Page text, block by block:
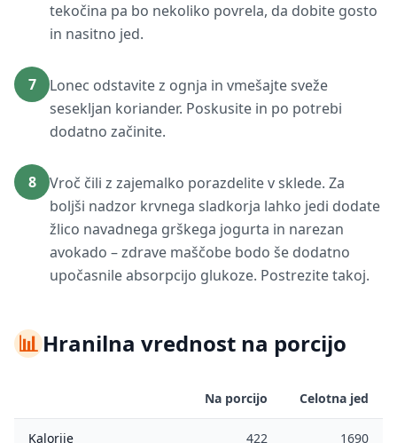
tekočina pa bo nekoliko povrela, da dobite gosto
in nasitno jed.
7
Lonec odstavite z ognja in vmešajte sveže
sesekljan koriander. Poskusite in po potrebi
dodatno začinite.
8
Vroč čili z zajemalko porazdelite v sklede. Za
boljši nadzor krvnega sladkorja lahko jedi dodate
žlico navadnega grškega jogurta in narezan
avokado – zdrave maščobe bodo še dodatno
upočasnile absorpcijo glukoze. Postrezite takoj.
📊Hranilna vrednost na porcijo
Na porcijo Celotna jed
Kalorije 422 1690